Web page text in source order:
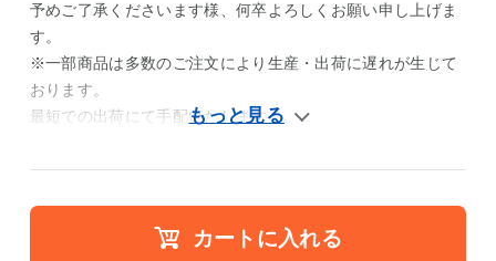
予めご了承くださいます様、何卒よろしくお願い申し上げま
す。
※一部商品は多数のご注文により生産・出荷に遅れが生じて
おります。
最短での出荷にて手配いたします。
カートに入れる